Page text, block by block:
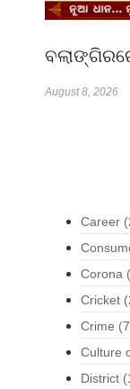
August 8, 2026
Career
Corona
Cricket
Crime
Culture
District